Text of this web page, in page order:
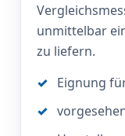
unmittelbar
zu liefern.
Eignung